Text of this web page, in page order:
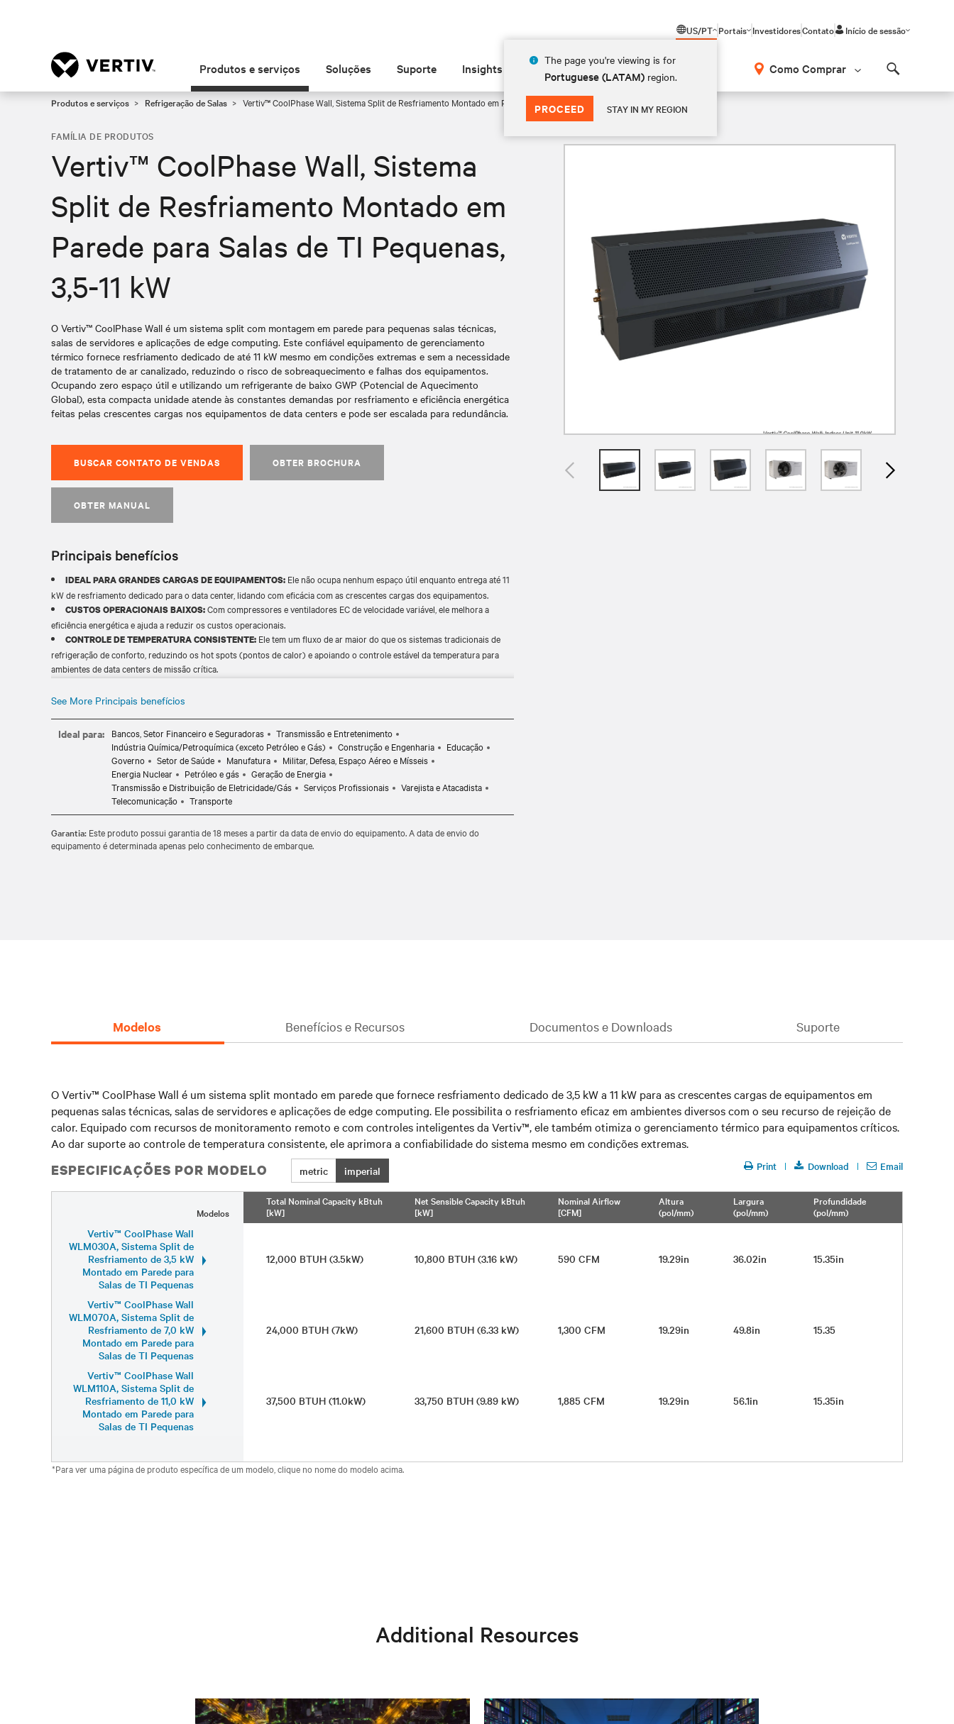
US/PT
The page you're viewing is for
Portuguese (LATAM) region.
PROCEED STAY IN MY REGION
Portais InvestidoresContato Início de sessão
Produtos e serviços Soluções Suporte Insights Sobre Como Comprar
Produtos e serviços Refrigeração de Salas Vertiv™ CoolPhase Wall, Sistema Split de Resfriamento Montado em Parede para Salas de TI Pequenas, 3,5-11 kW
FAMÍLIA DE PRODUTOS
Vertiv™ CoolPhase Wall, Sistema
Split de Resfriamento Montado em
Parede para Salas de TI Pequenas,
3,5-11 kW
O Vertiv™ CoolPhase Wall é um sistema split com montagem em parede para pequenas salas técnicas,
salas de servidores e aplicações de edge computing. Este confiável equipamento de gerenciamento
térmico fornece resfriamento dedicado de até 11 kW mesmo em condições extremas e sem a necessidade
de tratamento de ar canalizado, reduzindo o risco de sobreaquecimento e falhas dos equipamentos.
Ocupando zero espaço útil e utilizando um refrigerante de baixo GWP (Potencial de Aquecimento
Global), esta compacta unidade atende às constantes demandas por resfriamento e eficiência energética
feitas pelas crescentes cargas nos equipamentos de data centers e pode ser escalada para redundância.
BUSCAR CONTATO DE VENDAS OBTER BROCHURA
OBTER MANUAL
Principais benefícios
IDEAL PARA GRANDES CARGAS DE EQUIPAMENTOS: Ele não ocupa nenhum espaço útil enquanto entrega até 11
kW de resfriamento dedicado para o data center, lidando com eficácia com as crescentes cargas dos equipamentos.
CUSTOS OPERACIONAIS BAIXOS:Com compressores e ventiladores EC de velocidade variável, ele melhora a
eficiência energética e ajuda a reduzir os custos operacionais.
CONTROLE DE TEMPERATURA CONSISTENTE: Ele tem um fluxo de ar maior do que os sistemas tradicionais de
refrigeração de conforto, reduzindo os hot spots (pontos de calor) e apoiando o controle estável da temperatura para
ambientes de data centers de missão crítica.
sistema ao alavancar os recursos de monitoramento remoto e os controles inteligentes integrados da Vertiv.
(GWP) para aprimorar a eficiência energética e ajudar a reduzir a pegada de carbono.
See More Principais benefícios
Ideal para: Bancos, Setor Financeiro e Seguradoras
Transmissão e Entretenimento
Indústria Química/Petroquímica (exceto Petróleo e Gás)
Construção e Engenharia
Educação
Governo
Setor de Saúde Manufatura
Militar, Defesa, Espaço Aéreo e Mísseis
Energia Nuclear
Petróleo e gás
Geração de Energia
Transmissão e Distribuição de Eletricidade/Gás
Serviços Profissionais
Varejista e Atacadista
Telecomunicação
Transporte
Garantia: Este produto possui garantia de 18 meses a partir da data de envio do equipamento. A data de envio do
equipamento é determinada apenas pelo conhecimento de embarque.
Modelos Benefícios e Recursos Documentos e Downloads Suporte
O Vertiv™ CoolPhase Wall é um sistema split montado em parede que fornece resfriamento dedicado de 3,5 kW a 11 kW para as crescentes cargas de equipamentos em
pequenas salas técnicas, salas de servidores e aplicações de edge computing. Ele possibilita o resfriamento eficaz em ambientes diversos com o seu recurso de rejeição de
calor. Equipado com recursos de monitoramento remoto e com controles inteligentes da Vertiv™, ele também otimiza o gerenciamento térmico para equipamentos críticos.
Ao dar suporte ao controle de temperatura consistente, ele aprimora a confiabilidade do sistema mesmo em condições extremas.
ESPECIFICAÇÕES POR MODELO metric imperial Print Download Email
Modelos
Total Nominal Capacity kBtuh
[kW]
Net Sensible Capacity kBtuh
[kW]
Nominal Airflow
[CFM]
Altura
(pol/mm)
Largura
(pol/mm)
Profundidade
(pol/mm)
Vertiv™ CoolPhase Wall
WLM030A, Sistema Split de
Resfriamento de 3,5 kW
Montado em Parede para
Salas de TI Pequenas
12,000 BTUH (3.5kW) 10,800 BTUH (3.16 kW) 590 CFM 19.29in 36.02in 15.35in
Vertiv™ CoolPhase Wall
WLM070A, Sistema Split de
Resfriamento de 7,0 kW
Montado em Parede para
Salas de TI Pequenas
24,000 BTUH (7kW) 21,600 BTUH (6.33 kW) 1,300 CFM 19.29in 49.8in 15.35
Vertiv™ CoolPhase Wall
WLM110A, Sistema Split de
Resfriamento de 11,0 kW
Montado em Parede para
Salas de TI Pequenas
37,500 BTUH (11.0kW) 33,750 BTUH (9.89 kW) 1,885 CFM 19.29in 56.1in 15.35in
*Para ver uma página de produto específica de um modelo, clique no nome do modelo acima.
Additional Resources